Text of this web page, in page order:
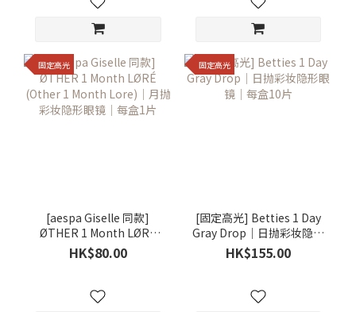
固定高光
[aespa Giselle 同款]
ØTHER 1 Month LØRÉ
(Other 1 Month Lore)｜
月抛彩妆隐形眼镜｜每盒1
HK$80.00
固定高光
[固定高光] Betties 1 Day
Gray Drop｜日抛彩妆隐形
眼镜｜每盒10片
HK$155.00